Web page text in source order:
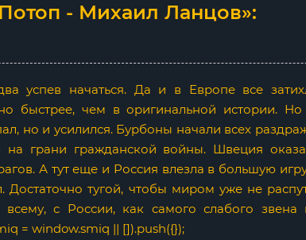
- Михаил Ланцов»:
успев начаться. Да и в Европе все
быстрее, чем в оригинальной истории. Но
но и усилился. Бурбоны начали всех
на грани гражданской войны. Швеция
А тут еще и Россия влезла в большую
Достаточно тугой, чтобы миром уже не
всему, с России, как самого слабого звена
= window.smiq || []).push({});